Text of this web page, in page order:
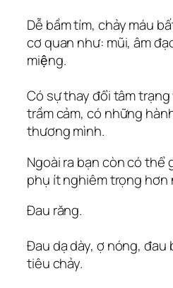
Dễ bầm tím, chảy máu
cơ quan như: mũi, âm
miệng.
Có sự thay đổi tâm trạng
trầm cảm, có những
thương mình.
Ngoài ra bạn còn có thể
phụ ít nghiêm trọng hơn
Đau răng.
Đau dạ dày, ợ nóng, đau
tiêu chảy.